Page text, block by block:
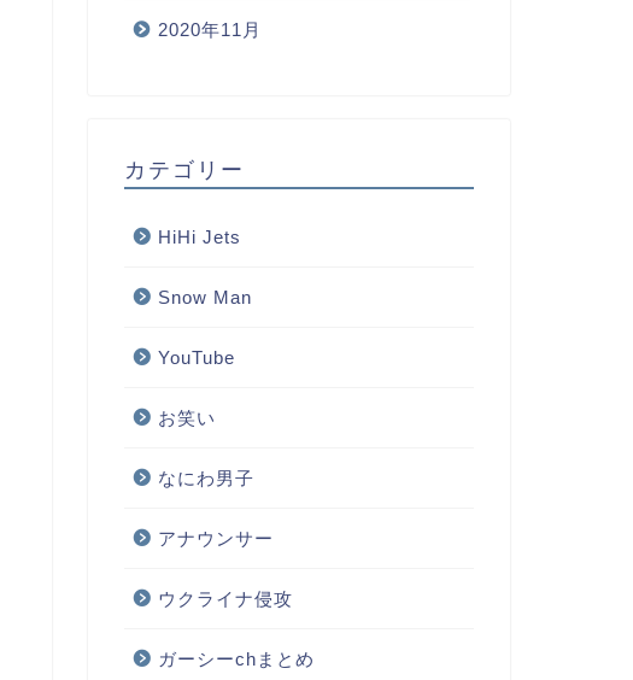
2020年11月
カテゴリー
HiHi Jets
Snow Man
YouTube
お笑い
なにわ男子
アナウンサー
ウクライナ侵攻
ガーシーchまとめ